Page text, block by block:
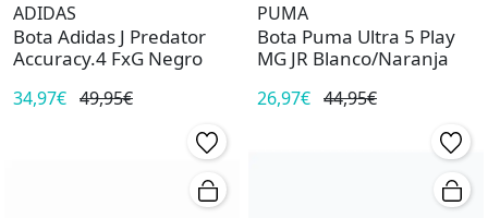
ADIDAS
Bota Adidas J Predator
Accuracy.4 FxG Negro
34,97€ 49,95€
PUMA
Bota Puma Ultra 5 Play
MG JR Blanco/Naranja
26,97€ 44,95€